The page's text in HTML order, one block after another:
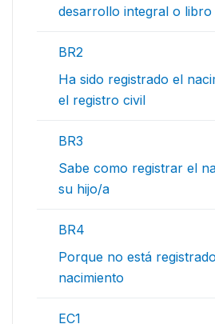
desarrollo integral o libro
BR2
Ha sido registrado el
el registro civil
BR3
Sabe como registrar el
su hijo/a
BR4
Porque no está
nacimiento
EC1